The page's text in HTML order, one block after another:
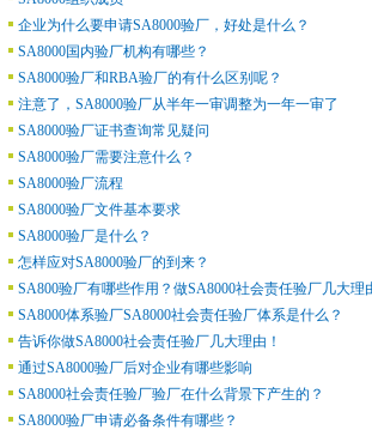
企业为什么要申请SA8000验厂，好处是什么？
SA8000国内验厂机构有哪些？
SA8000验厂和RBA验厂的有什么区别呢？
注意了，SA8000验厂从半年一审调整为一年一审了
SA8000验厂证书查询常见疑问
SA8000验厂需要注意什么？
SA8000验厂流程
SA8000验厂文件基本要求
SA8000验厂是什么？
怎样应对SA8000验厂的到来？
SA800验厂有哪些作用？做SA8000社会责任验厂几大理
SA8000体系验厂SA8000社会责任验厂体系是什么？
告诉你做SA8000社会责任验厂几大理由！
通过SA8000验厂后对企业有哪些影响
SA8000社会责任验厂验厂在什么背景下产生的？
SA8000验厂申请必备条件有哪些？